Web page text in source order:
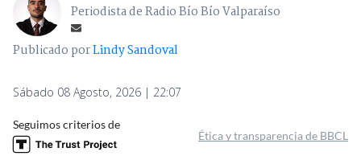
Periodista de Radio Bío Bío Valparaíso
Publicado porLindy Sandoval
Sábado 08 Agosto, 2026 | 22:07
Seguimos criterios de
Ética y transparencia de BBCL